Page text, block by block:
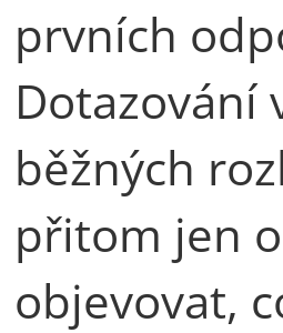
prvních
Dotazování
běžných
přitom jen
objevovat,